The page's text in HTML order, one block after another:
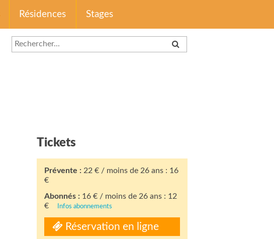
Résidences Stages
Tickets
Prévente : 22 € / moins de 26 ans : 16
€
Abonnés : 16 € / moins de 26 ans : 12
€
Infos abonnements
Réservation en ligne